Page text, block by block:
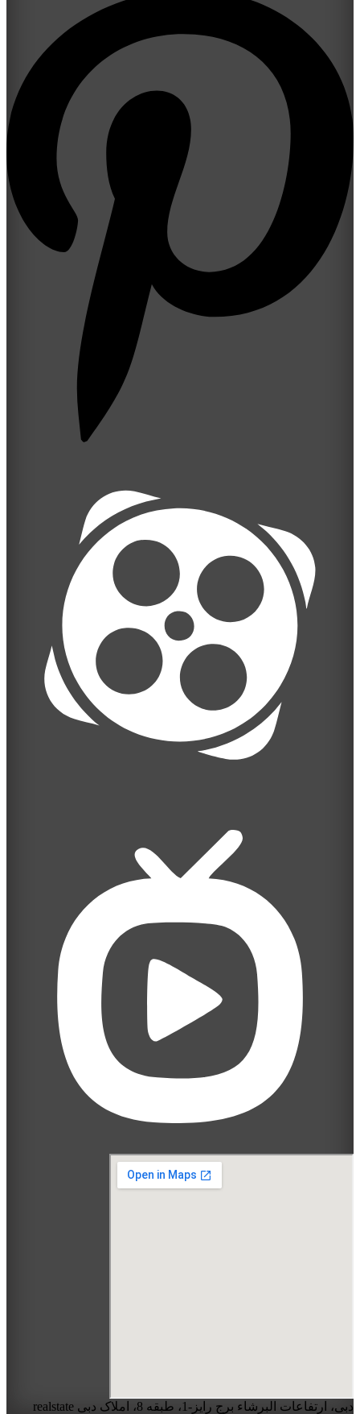
دبی، ارتفاعات البرشاء برج رایز-1، طبقه 8، املاک دبی realstate